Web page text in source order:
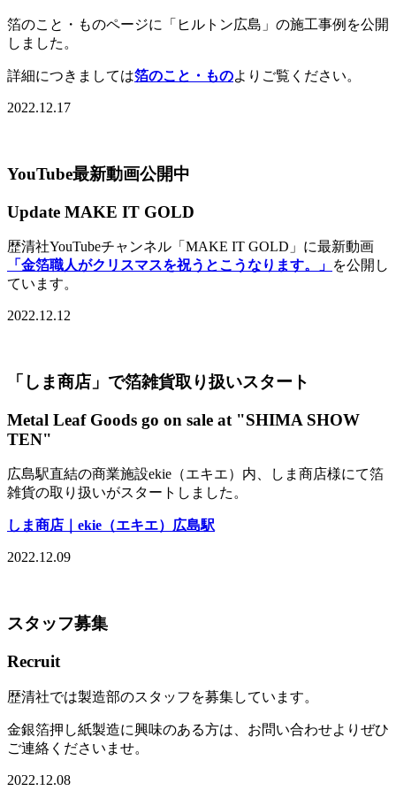
箔のこと・ものページに「ヒルトン広島」の施工事例を公開
しました。
詳細につきましては箔のこと・ものよりご覧ください。
2022.12.17
YouTube最新動画公開中
Update MAKE IT GOLD
歴清社YouTubeチャンネル「MAKE IT GOLD」に最新動画
「金箔職人がクリスマスを祝うとこうなります。」 を公開し
ています。
2022.12.12
「しま商店」で箔雑貨取り扱いスタート
Metal Leaf Goods go on sale at "SHIMA SHOW
TEN"
広島駅直結の商業施設ekie（エキエ）内、しま商店様にて箔
雑貨の取り扱いがスタートしました。
しま商店｜ekie（エキエ）広島駅
2022.12.09
スタッフ募集
Recruit
歴清社では製造部のスタッフを募集しています。
金銀箔押し紙製造に興味のある方は、お問い合わせよりぜひ
ご連絡くださいませ。
2022.12.08